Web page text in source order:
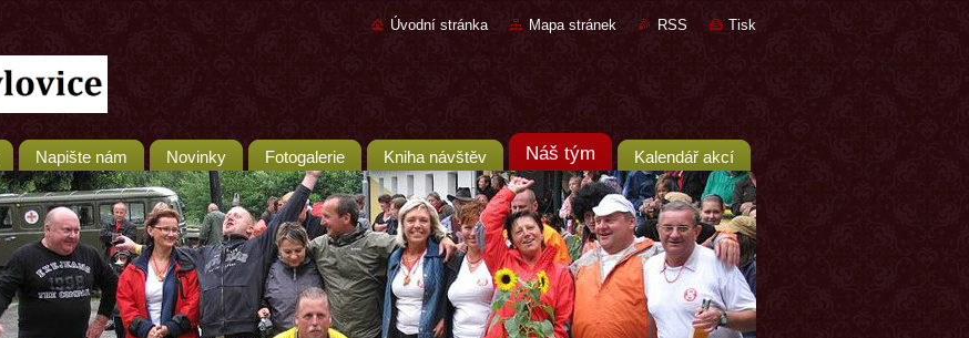
Úvodní stránka Mapa stránek RSS Tisk
Napište nám Novinky Fotogalerie Kniha návštěv Náš tým Kalendář akcí